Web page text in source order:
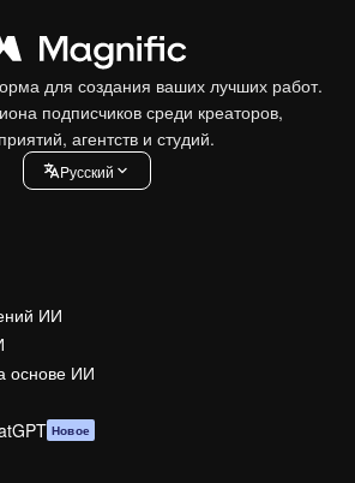
для создания ваших лучших работ.
подписчиков среди креаторов,
агентств и студий.
Pусский
ИИ
основе ИИ
Новое